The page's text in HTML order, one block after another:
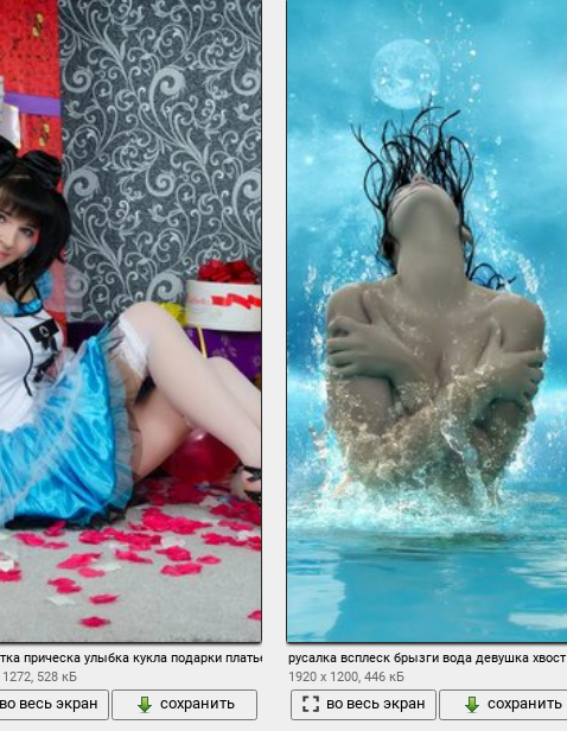
прическа улыбка кукла подарки платье чулки игрушки
1272, 528 кБ
во весь экран сохранить
русалка всплеск брызги вода девушка хвост
1920 x 1200, 446 кБ
во весь экран сохранить